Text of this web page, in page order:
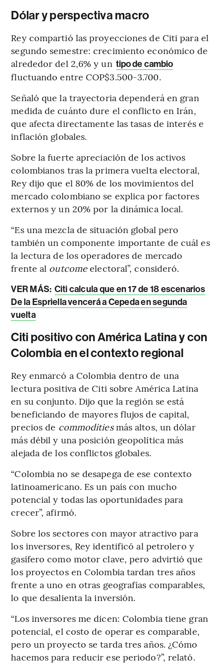
Dólar y perspectiva macro
Rey compartió las proyecciones de Citi para el
segundo semestre: crecimiento económico de
alrededor del 2,6% y un tipo de cambio
fluctuando entre COP$3.500-3.700.
Señaló que la trayectoria dependerá en gran
medida de cuánto dure el conflicto en Irán,
que afecta directamente las tasas de interés e
inflación globales.
Sobre la fuerte apreciación de los activos
colombianos tras la primera vuelta electoral,
Rey dijo que el 80% de los movimientos del
mercado colombiano se explica por factores
externos y un 20% por la dinámica local.
“Es una mezcla de situación global pero
también un componente importante de cuál es
la lectura de los operadores de mercado
frente al outcomeelectoral”, consideró.
VER MÁS: Citi calcula que en 17 de 18 escenarios
De la Espriella vencerá a Cepeda en segunda
vuelta
Citi positivo con América Latina y con
Colombia en el contexto regional
Rey enmarcó a Colombia dentro de una
lectura positiva de Citi sobre América Latina
en su conjunto. Dijo que la región se está
beneficiando de mayores flujos de capital,
precios de commoditiesmás altos, un dólar
más débil y una posición geopolítica más
alejada de los conflictos globales.
“Colombia no se desapega de ese contexto
latinoamericano. Es un país con mucho
potencial y todas las oportunidades para
crecer”, afirmó.
Sobre los sectores con mayor atractivo para
los inversores, Rey identificó al petrolero y
gasífero como motor clave, pero advirtió que
los proyectos en Colombia tardan tres años
frente a uno en otras geografías comparables,
lo que desalienta la inversión.
“Los inversores me dicen: Colombia tiene gran
potencial, el costo de operar es comparable,
pero un proyecto se tarda tres años. ¿Cómo
hacemos para reducir ese periodo?”, relató.